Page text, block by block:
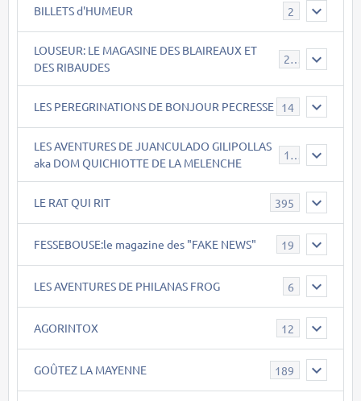
BILLETS d'HUMEUR 2
LOUSEUR: LE MAGASINE DES BLAIREAUX ET
DES RIBAUDES
21
LES PEREGRINATIONS DE BONJOUR PECRESSE 14
LES AVENTURES DE JUANCULADO GILIPOLLAS
aka DOM QUICHIOTTE DE LA MELENCHE
119
LE RAT QUI RIT 395
FESSEBOUSE:le magazine des "FAKE NEWS" 19
LES AVENTURES DE PHILANAS FROG 6
AGORINTOX 12
GOÛTEZ LA MAYENNE 189